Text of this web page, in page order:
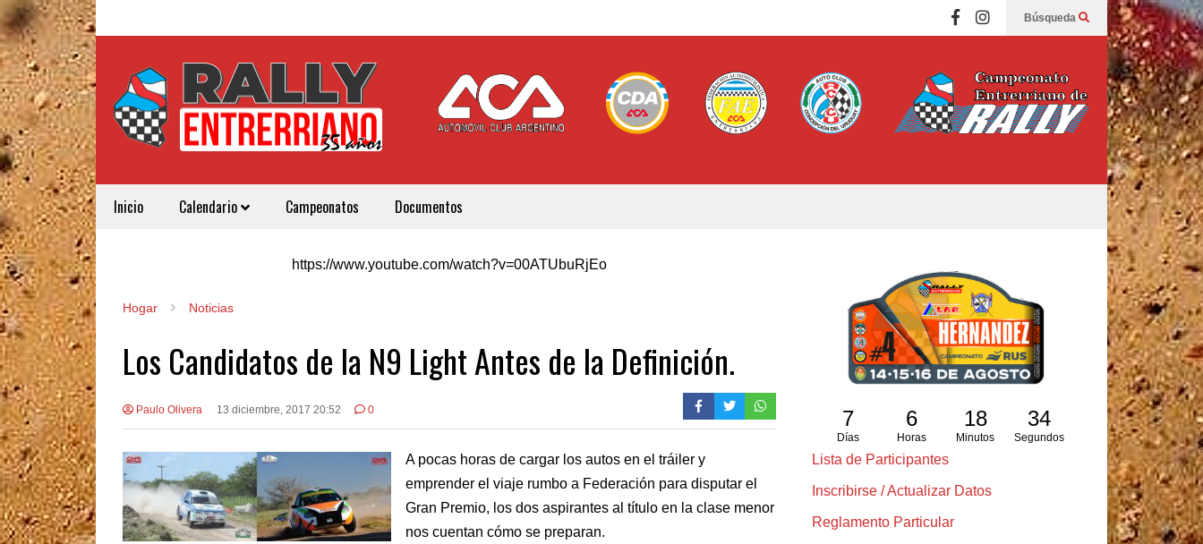
Búsqueda
Inicio Calendario Campeonatos Documentos
https://www.youtube.com/watch?v=00ATUbuRjEo
Hogar Noticias
Los Candidatos de la N9 Light Antes de la Definición.
Paulo Olivera 13 diciembre, 2017 20:52 0
A pocas horas de cargar los autos en el tráiler y
emprender el viaje rumbo a Federación para disputar el
Gran Premio, los dos aspirantes al título en la clase menor
nos cuentan cómo se preparan.
7
Días
6
Horas
18
Minutos
32
Segundos
Lista de Participantes
Inscribirse / Actualizar Datos
Reglamento Particular